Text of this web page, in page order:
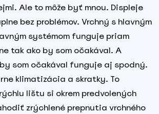
Ale to môže byť mnou. Displeje
bez problémov. Vrchný s hlavným
systémom funguje priam
tak ako by som očakával. A
som očakával funguje aj spodný.
klimatizácia a skratky. To
lištu si okrem predvolených
zrýchlené prepnutia vrchného